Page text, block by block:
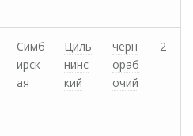
Симб
ирск
ая
Циль
нинс
кий
черн
ораб
очий
2